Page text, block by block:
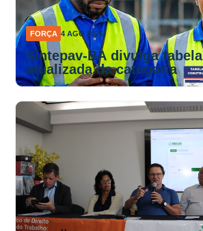
FORÇA 4 AGO 2026
Sintepav-BA divulga
atualizada da categoria